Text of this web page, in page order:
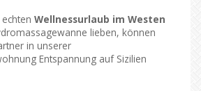
Wellnessurlaub im Westen
lieben, können
in unserer
Entspannung auf Sizilien